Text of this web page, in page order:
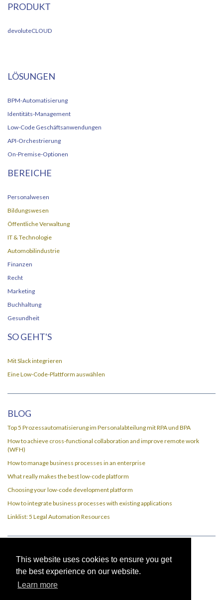
This website uses cookies to ensure you get
the best experience on our website.
Learn more
PRODUKT
devoluteCLOUD
LÖSUNGEN
BPM-Automatisierung
Identitäts-Management
Low-Code Geschäftsanwendungen
API-Orchestrierung
On-Premise-Optionen
BEREICHE
Personalwesen
Bildungswesen
Öffentliche Verwaltung
IT & Technologie
Automobilindustrie
Finanzen
Recht
Marketing
Buchhaltung
Gesundheit
SO GEHT'S
Mit Slack integrieren
Eine Low-Code-Plattform auswählen
BLOG
Top 5 Prozessautomatisierung im Personalabteilung mit RPA und BPA
How to achieve cross-functional collaboration and improve remote work
(WFH)
How to manage business processes in an enterprise
What really makes the best low-code platform
Choosing your low-code development platform
How to integrate business processes with existing applications
Linklist: 5 Legal Automation Resources
Impressum
Datenschutz